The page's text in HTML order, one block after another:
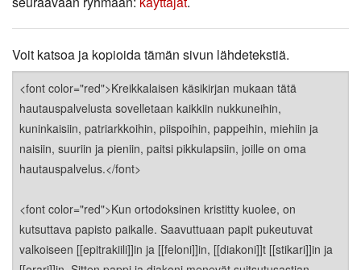
Voit katsoa ja kopioida tämän sivun lähdetekstiä.